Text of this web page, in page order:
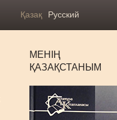
Қазақ Русский
МЕНІҢ
ҚАЗАҚСТАНЫМ